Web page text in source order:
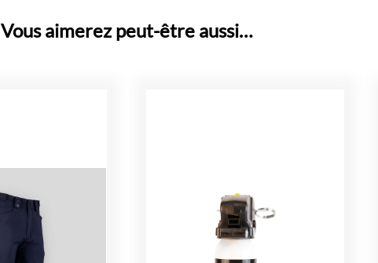
Vous aimerez peut-être aussi…